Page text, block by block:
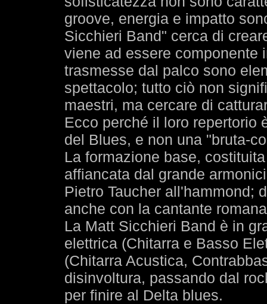
groove, energia e impatto
Sicchieri Band" cerca di
viene ad essere componente
trasmesse dal palco sono
spettacolo; tutto ciò non
maestri, ma cercare di
Ecco perché il loro repertorio
del Blues, e non una "bruta-
La formazione base,
affiancata dal grande
Pietro Taucher all'hammond;
anche con la cantante
La Matt Sicchieri Band è in
elettrica (Chitarra e Basso
(Chitarra Acustica,
disinvoltura, passando dal
per finire al Delta blues.